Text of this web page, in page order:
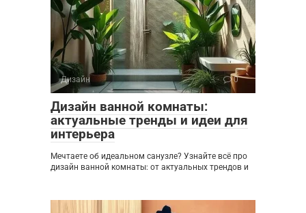
Дизайн 0
Дизайн ванной комнаты:
актуальные тренды и идеи для
интерьера
Мечтаете об идеальном санузле? Узнайте всё про
дизайн ванной комнаты: от актуальных трендов и